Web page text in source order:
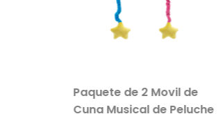
Paquete de 2 Movil de
Cuna Musical de Peluche